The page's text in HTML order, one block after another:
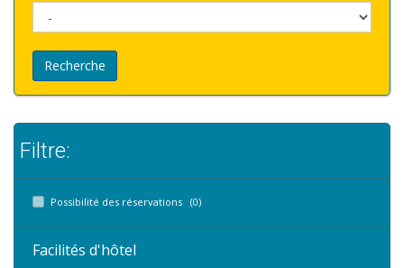
Recherche
Filtre:
Possibilité des réservations (0)
Facilités d'hôtel